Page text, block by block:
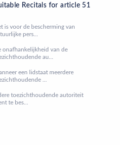
Recitals for article 51
is voor de bescherming van
pers...
onafhankelijkheid van de
au...
een lidstaat meerdere
...
toezichthoudende autoriteit
te bes...